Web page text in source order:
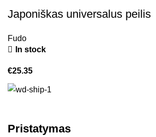
Japoniškas universalus peilis
Fudo
In stock
€25.35
Pristatymas